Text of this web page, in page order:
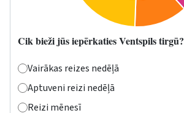
Cik bieži jūs iepērkaties Ventspils tirgū?
Vairākas reizes nedēļā
Aptuveni reizi nedēļā
Reizi mēnesī